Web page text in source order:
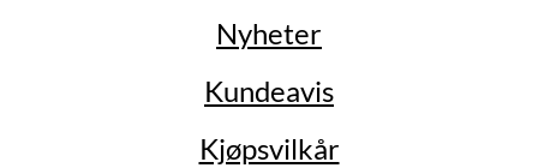
Nyheter
Kundeavis
Kjøpsvilkår